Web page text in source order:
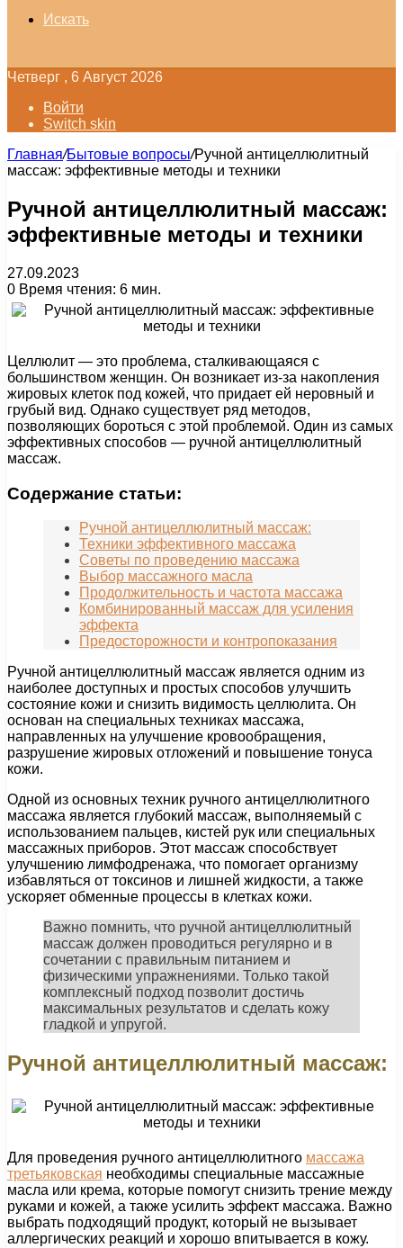
Искать
Четверг , 6 Август 2026
Войти
Switch skin
Главная/Бытовые вопросы/Ручной антицеллюлитный
массаж: эффективные методы и техники
Ручной антицеллюлитный массаж:
эффективные методы и техники
27.09.2023
0 Время чтения: 6 мин.
Целлюлит — это проблема, сталкивающаяся с
большинством женщин. Он возникает из-за накопления
жировых клеток под кожей, что придает ей неровный и
грубый вид. Однако существует ряд методов,
позволяющих бороться с этой проблемой. Один из самых
эффективных способов — ручной антицеллюлитный
массаж.
Содержание статьи:
Ручной антицеллюлитный массаж:
Техники эффективного массажа
Советы по проведению массажа
Выбор массажного масла
Продолжительность и частота массажа
Комбинированный массаж для усиления
эффекта
Предосторожности и контропоказания
Ручной антицеллюлитный массаж является одним из
наиболее доступных и простых способов улучшить
состояние кожи и снизить видимость целлюлита. Он
основан на специальных техниках массажа,
направленных на улучшение кровообращения,
разрушение жировых отложений и повышение тонуса
кожи.
Одной из основных техник ручного антицеллюлитного
массажа является глубокий массаж, выполняемый с
использованием пальцев, кистей рук или специальных
массажных приборов. Этот массаж способствует
улучшению лимфодренажа, что помогает организму
избавляться от токсинов и лишней жидкости, а также
ускоряет обменные процессы в клетках кожи.
Важно помнить, что ручной антицеллюлитный
массаж должен проводиться регулярно и в
сочетании с правильным питанием и
физическими упражнениями. Только такой
комплексный подход позволит достичь
максимальных результатов и сделать кожу
гладкой и упругой.
Ручной антицеллюлитный массаж:
Для проведения ручного антицеллюлитного массажа
третьяковская необходимы специальные массажные
масла или крема, которые помогут снизить трение между
руками и кожей, а также усилить эффект массажа. Важно
выбрать подходящий продукт, который не вызывает
аллергических реакций и хорошо впитывается в кожу.